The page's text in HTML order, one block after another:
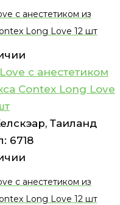
с анестетиком из
Long Love 12 шт
с анестетиком
Contex Long Love
Таиланд
6718
с анестетиком из
Long Love 12 шт